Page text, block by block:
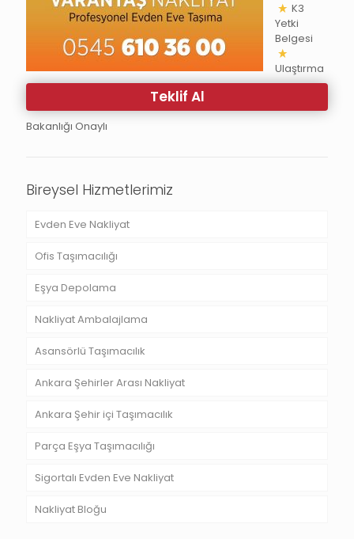
Teklif Al
K3
Yetki
Belgesi
Ulaştırma
Bakanlığı Onaylı
Bireysel Hizmetlerimiz
Evden Eve Nakliyat
Ofis Taşımacılığı
Eşya Depolama
Nakliyat Ambalajlama
Asansörlü Taşımacılık
Ankara Şehirler Arası Nakliyat
Ankara Şehir içi Taşımacılık
Parça Eşya Taşımacılığı
Sigortalı Evden Eve Nakliyat
Nakliyat Bloğu